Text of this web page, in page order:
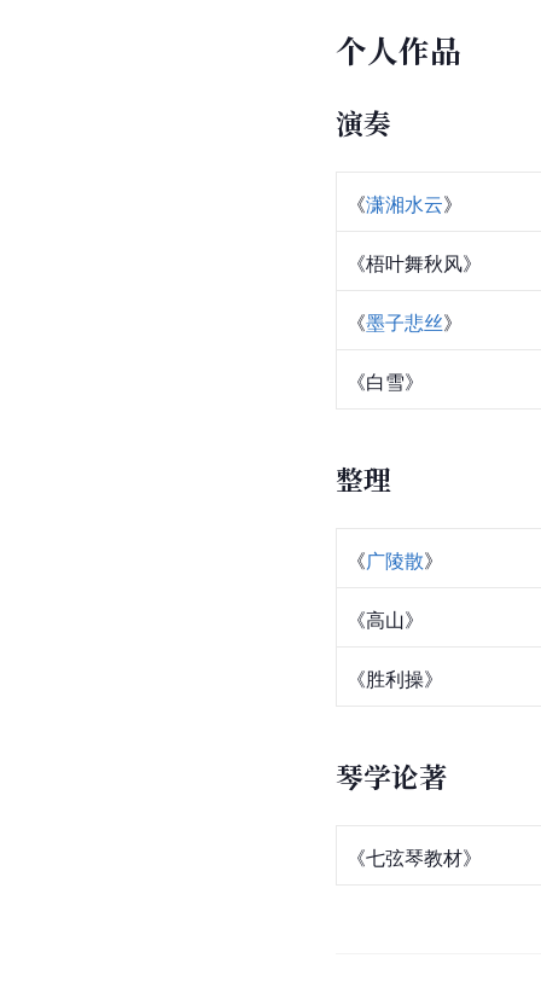
个人作品
演奏
《潇湘水云》
《梧叶舞秋风》
《墨子悲丝》
《白雪》
整理
《广陵散》
《高山》
《胜利操》
琴学论著
《七弦琴教材》